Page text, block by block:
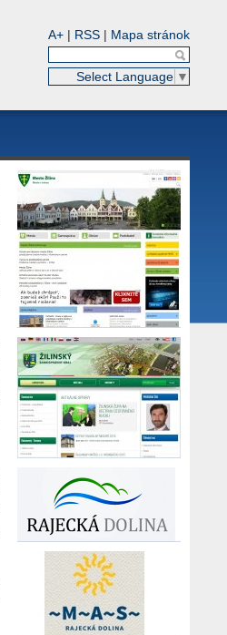
A+ | RSS | Mapa stránok
Select Language ▼